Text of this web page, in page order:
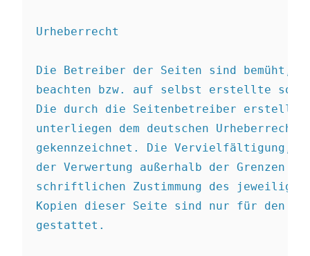
Urheberrecht
Die Betreiber der Seiten sind bemüht,
beachten bzw. auf selbst erstellte
Die durch die Seitenbetreiber
unterliegen dem deutschen
gekennzeichnet. Die Vervielfältigung,
der Verwertung außerhalb der Grenzen
schriftlichen Zustimmung des
Kopien dieser Seite sind nur für den
gestattet.